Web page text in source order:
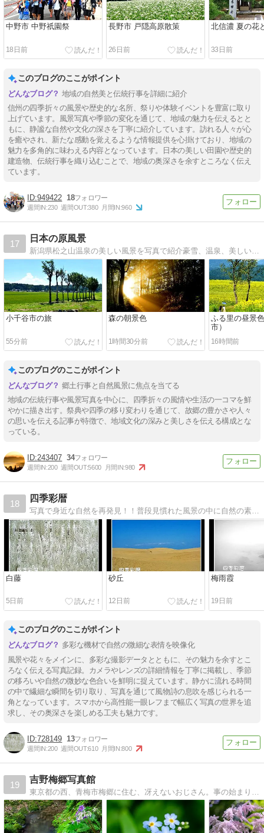
中野市 中野祇園祭
18日前
長野市 戸隠高原散策
26日前
北信濃 夏の花
33日前
このブログのここがポイント
地域の自然美と伝統行事を詳細に紹介
信州の四季折々の風景や歴史的な名所、祭りや体験イベントを豊富に取り
上げています。風景写真や季節の変化を通じて、地域の魅力を伝えるとと
もに、静謐な自然や文化の深さを丁寧に紹介しています。訪れる人々が心
を癒やされ、新たな感動を覚えるような情報提供を心掛けており、地域の
魅力を多角的に味わえる内容となっています。日本の美しい田園や歴史的
建造物、伝統行事を織り込むことで、地域の奥深さを余すところなく伝え
ています。
949422 18
週間IN:230 週間OUT:380 月間IN:960
17
日本の原風景
新潟県松之山温泉の美しい風景を写真で紹介豪雪、温泉、美しいブナ林と棚田で知られるふるさとです。
小千谷市の旅
55分前
森の朝景色
1時間30分前
ふる里の昼景
市）
16時間前
このブログのここがポイント
郷土行事と自然風景に焦点を当てる
地域の伝統行事や風景写真を中心に、四季折々の風情や生活の一コマを鮮
やかに描き出す。祭典や四季の移り変わりを通じて、故郷の豊かさや人々
の思いを伝える記事が特徴で、地域文化の深みと美しさを伝える構成とな
っている。
243407 34
週間IN:200 週間OUT:5600 月間IN:980
18
四季彩暦
白藤
5日前
砂丘
12日前
梅雨霞
19日前
このブログのここがポイント
多彩な機材で自然の微細な表情を映像化
風景や花々をメインに、多彩な撮影データとともに、その魅力を余すとこ
ろなく伝える写真記録。カメラやレンズの詳細情報を丁寧に掲載し、季節
の移ろいや自然の微妙な色合いを鮮明に捉えています。静かに流れる時間
の中で繊細な瞬間を切り取り、写真を通じて風物詩の息吹を感じられる一
角となっています。スマホから高性能一眼レフまで幅広く写真の世界を追
求し、その奥深さを楽しめる工夫も魅力です。
728149 13
週間IN:200 週間OUT:610 月間IN:800
19
吉野梅郷写真館